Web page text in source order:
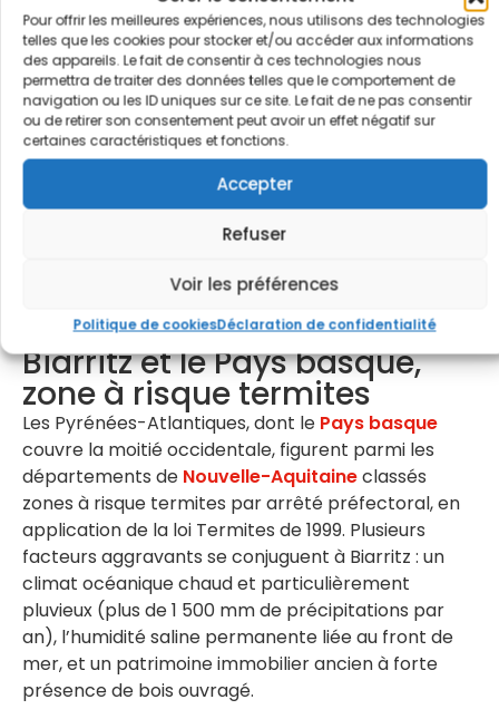
Pour offrir les meilleures expériences, nous utilisons des technologies
telles que les cookies pour stocker et/ou accéder aux informations
des appareils. Le fait de consentir à ces technologies nous
permettra de traiter des données telles que le comportement de
navigation ou les ID uniques sur ce site. Le fait de ne pas consentir
ou de retirer son consentement peut avoir un effet négatif sur
certaines caractéristiques et fonctions.
Accepter
Refuser
Voir les préférences
Politique de cookiesDéclaration de confidentialité
immeubles du centre-ville, les villas Belle Époque
mitoyennes de Beaurivage ou de Saint-Charles et
les lotissements pavillonnaires des Trente
Glorieuses offrent autant de configurations
propices à la propagation des colonies.
Une infestation de termites non traitée
peut réduire la valeur d’un bien
immobilier de 15 à 25 %, voire le rendre
invendable dans certains cas.
Demander mon diagnostic gratuit
Biarritz et le Pays basque,
zone à risque termites
Les Pyrénées-Atlantiques, dont le Pays basque
couvre la moitié occidentale, figurent parmi les
départements de Nouvelle-Aquitaineclassés
zones à risque termites par arrêté préfectoral, en
application de la loi Termites de 1999. Plusieurs
facteurs aggravants se conjuguent à Biarritz : un
climat océanique chaud et particulièrement
pluvieux (plus de 1 500 mm de précipitations par
an), l’humidité saline permanente liée au front de
mer, et un patrimoine immobilier ancien à forte
présence de bois ouvragé.